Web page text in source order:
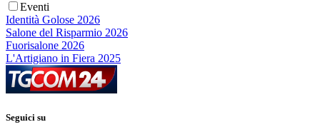
Eventi
Identità Golose 2026
Salone del Risparmio 2026
Fuorisalone 2026
L'Artigiano in Fiera 2025
Seguici su